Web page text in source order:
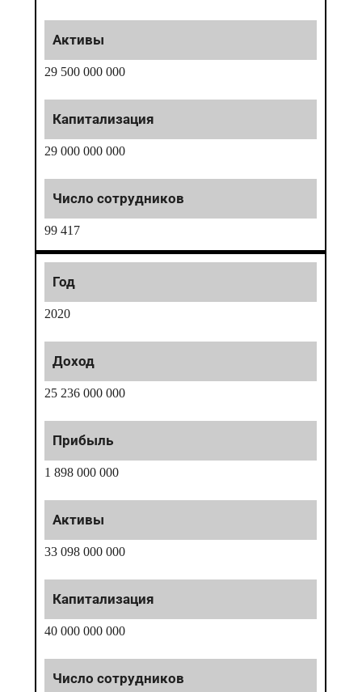
29 500 000 000
29 000 000 000
99 417
2020
25 236 000 000
1 898 000 000
33 098 000 000
40 000 000 000